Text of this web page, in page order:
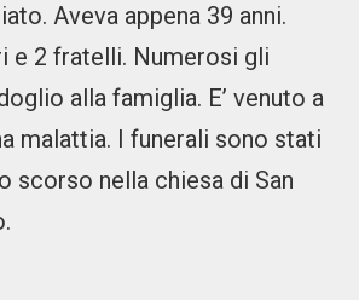
Aveva appena 39 anni.
e 2 fratelli. Numerosi gli
alla famiglia. E’ venuto a
malattia. I funerali sono stati
scorso nella chiesa di San